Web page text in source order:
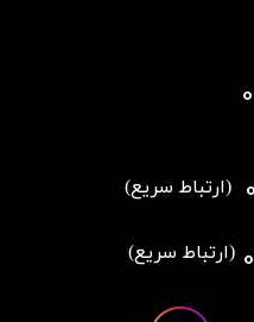
(ارتباط سریع)
(ارتباط سریع)